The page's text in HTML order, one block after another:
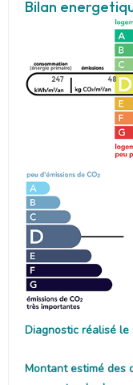
Bilan
247 48
Diagnostic réalisé le
Montant estimé des